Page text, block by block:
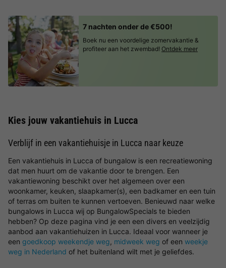
7 nachten onder de €500!
Boek nu een voordelige zomervakantie &
profiteer aan het zwembad! Ontdek meer
Kies jouw vakantiehuis in Lucca
Verblijf in een vakantiehuisje in Lucca naar keuze
Een vakantiehuis in Lucca of bungalow is een recreatiewoning
dat men huurt om de vakantie door te brengen. Een
vakantiewoning beschikt over het algemeen over een
woonkamer, keuken, slaapkamer(s), een badkamer en een tuin
of terras om buiten te kunnen vertoeven. Benieuwd naar welke
bungalows in Lucca wij op BungalowSpecials te bieden
hebben? Op deze pagina vind je een een divers en veelzijdig
aanbod aan vakantiehuizen in Lucca. Ideaal voor wanneer je
een goedkoop weekendje weg, midweek weg of een weekje
weg in Nederland of het buitenland wilt met je geliefdes.